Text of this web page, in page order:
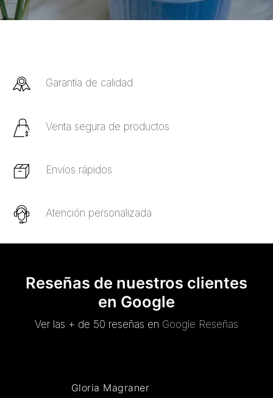
Garantía de calidad
Venta segura de productos
Envíos rápidos
Atención personalizada
Reseñas de nuestros clientes
en Google
Ver las + de 50 reseñas en Google Reseñas
Gloria Magraner